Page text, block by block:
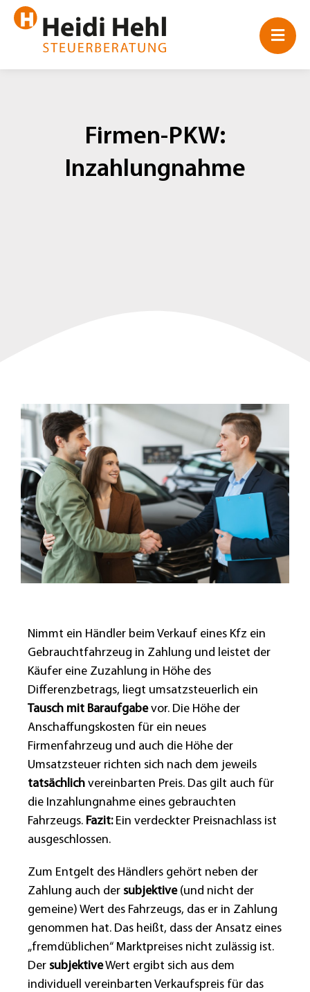
Zum
Inhalt
springen
Firmen-PKW:
Inzahlungnahme
Nimmt ein Händler beim Verkauf eines Kfz ein
Gebrauchtfahrzeug in Zahlung und leistet der
Käufer eine Zuzahlung in Höhe des
Differenzbetrags, liegt umsatzsteuerlich ein
Tausch mit Baraufgabevor. Die Höhe der
Anschaffungskosten für ein neues
Firmenfahrzeug und auch die Höhe der
Umsatzsteuer richten sich nach dem jeweils
tatsächlich vereinbarten Preis. Das gilt auch für
die Inzahlungnahme eines gebrauchten
Fahrzeugs. Fazit:Ein verdeckter Preisnachlass ist
ausgeschlossen.
Zum Entgelt des Händlers gehört neben der
Zahlung auch der subjektive(und nicht der
gemeine) Wert des Fahrzeugs, das er in Zahlung
genommen hat. Das heißt, dass der Ansatz eines
„fremdüblichen“ Marktpreises nicht zulässig ist.
Der subjektiveWert ergibt sich aus dem
individuell vereinbarten Verkaufspreis für das